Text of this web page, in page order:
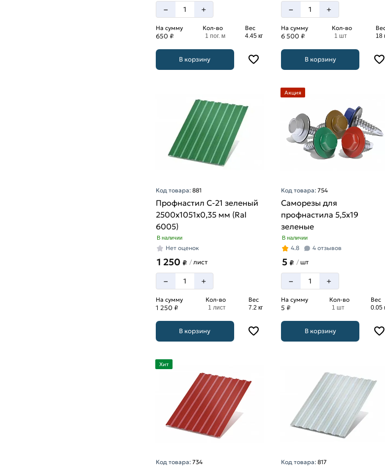
– +
На сумму
650 ₽
Кол-во
1 пог. м
Вес
4.45 кг
В корзину
– +
На сумму
6 500 ₽
Кол-во
1 шт 18
В корзину
Код товара: 881
Профнастил С-21 зеленый
2500х1051х0,35 мм (Ral
6005)
В наличии
Нет оценок
1 250 ₽ /лист
– +
На сумму
1 250 ₽
Кол-во
1 лист
Вес
7.2 кг
В корзину
Акция
Код товара:754
Саморезы для
профнастила 5,5х19
зеленые
В наличии
4.8 4 отзывов
5₽ / шт
– +
На сумму
5 ₽
Кол-во
1 шт
Вес
0.05
В корзину
Хит
Код товара: 734 Код товара:817